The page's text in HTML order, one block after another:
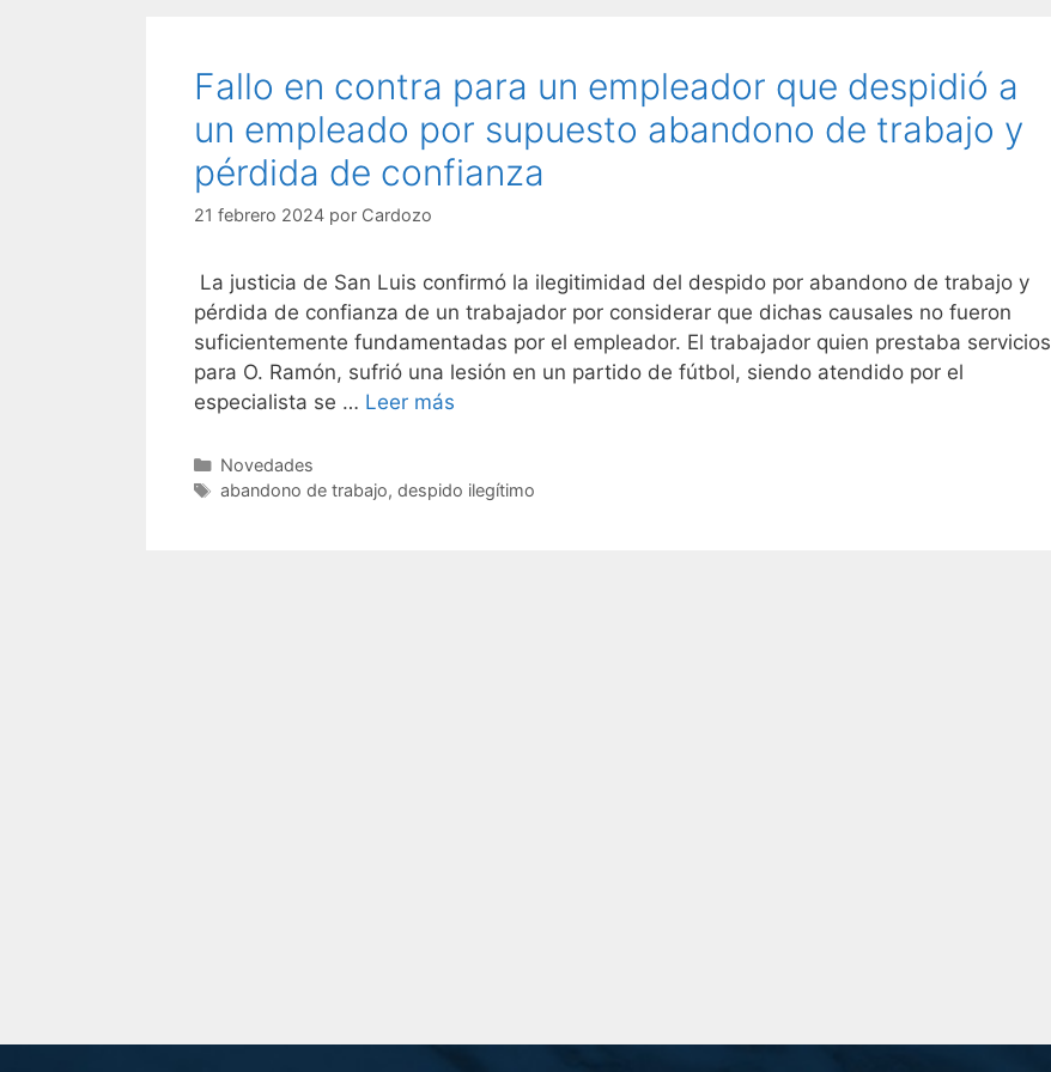
Fallo en contra para un empleador que despidió a
un empleado por supuesto abandono de trabajo y
pérdida de confianza
21 febrero 2024 por Cardozo
La justicia de San Luis confirmó la ilegitimidad del despido por abandono de trabajo y
pérdida de confianza de un trabajador por considerar que dichas causales no fueron
suficientemente fundamentadas por el empleador. El trabajador quien prestaba servicios
para O. Ramón, sufrió una lesión en un partido de fútbol, siendo atendido por el
especialista se … Leer más
Novedades
abandono de trabajo, despido ilegítimo